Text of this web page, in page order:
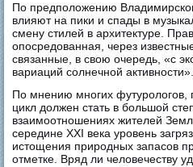
По предположению
влияют на пики и спады в
смену стилей в архитектуре.
опосредованная, через
связанные, в свою очередь, «с
вариаций солнечной активности».
По мнению многих
цикл должен стать в большой
взаимоотношениях жителей
середине XXI века уровень
истощения природных запасов
отметке. Вряд ли человечеству